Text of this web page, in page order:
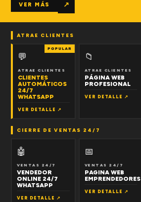
VER MÁS ↗
ATRAE CLIENTES
POPULAR
💬
ATRAE CLIENTES
CLIENTES
AUTOMÁTICOS
24/7
WHATSAPP
VER DETALLE ↗
📁
ATRAE CLIENTES
PÁGINA WEB
PROFESIONAL
VER DETALLE ↗
CIERRE DE VENTAS 24/7
🤖
VENTAS 24/7
VENDEDOR
ONLINE 24/7
WHATSAPP
VER DETALLE ↗
📅
VENTAS 24/7
PAGINA WEB
EMPRENDEDORES
VER DETALLE ↗